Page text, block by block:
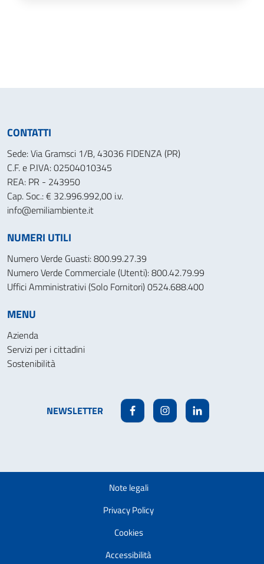
CONTATTI
Sede: Via Gramsci 1/B, 43036 FIDENZA (PR)
C.F. e P.IVA: 02504010345
REA: PR - 243950
Cap. Soc.: € 32.996.992,00 i.v.
info@emiliambiente.it
NUMERI UTILI
Numero Verde Guasti: 800.99.27.39
Numero Verde Commerciale (Utenti): 800.42.79.99
Uffici Amministrativi (Solo Fornitori) 0524.688.400
MENU
Azienda
Servizi per i cittadini
Sostenibilità
NEWSLETTER FacebookInstagramLinkedin
Note legali
Privacy Policy
Cookies
Accessibilità